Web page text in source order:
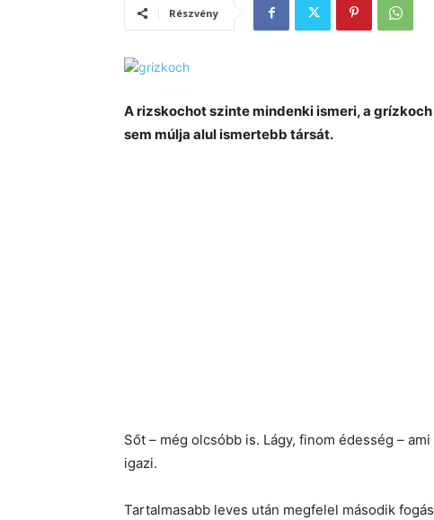
Részvény
A rizskochot szinte mindenki ismeri, a
sem múlja alul ismertebb társát.
Sőt – még olcsóbb is. Lágy, finom édesség –
igazi.
Tartalmasabb leves után megfelel második